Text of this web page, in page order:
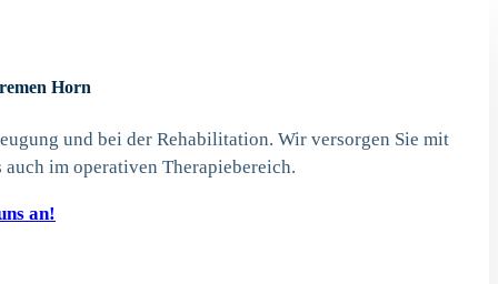
Horn
und bei der Rehabilitation. Wir versorgen Sie mit
im operativen Therapiebereich.
an!